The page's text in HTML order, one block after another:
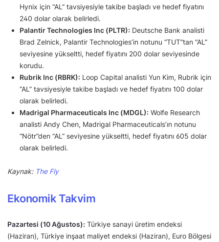
Hynix için “AL” tavsiyesiyle takibe başladı ve hedef fiyatını
240 dolar olarak belirledi.
Palantir Technologies Inc (PLTR): Deutsche Bank analisti
Brad Zelnick, Palantir Technologies’in notunu “TUT”tan “AL”
seviyesine yükseltti, hedef fiyatını 200 dolar seviyesinde
korudu.
Rubrik Inc (RBRK): Loop Capital analisti Yun Kim, Rubrik için
“AL” tavsiyesiyle takibe başladı ve hedef fiyatını 100 dolar
olarak belirledi.
Madrigal Pharmaceuticals Inc (MDGL): Wolfe Research
analisti Andy Chen, Madrigal Pharmaceuticals’ın notunu
“Nötr”den “AL” seviyesine yükseltti, hedef fiyatını 605 dolar
olarak belirledi.
Kaynak: The Fly
Ekonomik Takvim
Pazartesi (10 Ağustos): Türkiye sanayi üretim endeksi
(Haziran), Türkiye inşaat maliyet endeksi (Haziran), Euro Bölgesi